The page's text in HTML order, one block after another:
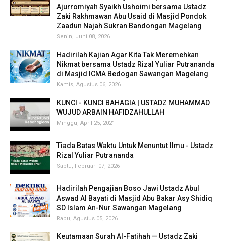
Ajurromiyah Syaikh Ushoimi bersama Ustadz
Zaki Rakhmawan Abu Usaid di Masjid Pondok
Zaadun Najah Sukran Bandongan Magelang
Senin, Juni 08, 2026
Hadirilah Kajian Agar Kita Tak Meremehkan
Nikmat bersama Ustadz Rizal Yuliar Putrananda
di Masjid ICMA Bedogan Sawangan Magelang
Kamis, Agustus 06, 2026
KUNCI - KUNCI BAHAGIA | USTADZ MUHAMMAD
WUJUD ARBAIN HAFIDZAHULLAH
Minggu, April 25, 2021
Tiada Batas Waktu Untuk Menuntut Ilmu - Ustadz
Rizal Yuliar Putrananda
Sabtu, Februari 07, 2026
Hadirilah Pengajian Boso Jawi Ustadz Abul
Aswad Al Bayati di Masjid Abu Bakar Asy Shidiq
SD Islam An-Nur Sawangan Magelang
Rabu, Agustus 05, 2026
Keutamaan Surah Al-Fatihah — Ustadz Zaki